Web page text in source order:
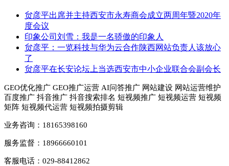
贠彦平出席并主持西安市永寿商会成立两周年暨2020年
度会议
印象公司刘雪：我是一名骄傲的印象人
贠彦平：一览科技与华为云合作陕西网站负责人该放心
了
贠彦平在长安论坛上当选西安市中小企业联合会副会长
GEO优化推广 GEO推广运营 AI问答推广 网站建设 网站运营维护
百度推广 抖音推广 抖音搜索排名 短视频推广 短视频运营 短视频
矩阵 短视频代运营 短视频拍摄剪辑
业务咨询：18165398160
服务监督：18966660101
客服电话：029-88412862